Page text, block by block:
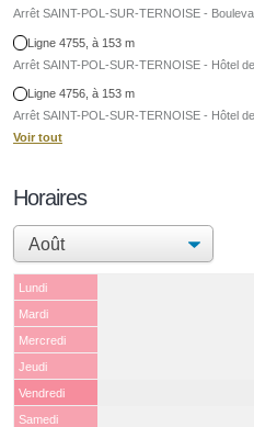
Arrêt SAINT-POL-SUR-TERNOISE -
Ligne 4755, à 153 m
Arrêt SAINT-POL-SUR-TERNOISE - Hôtel
Ligne 4756, à 153 m
Arrêt SAINT-POL-SUR-TERNOISE - Hôtel
Voir tout
Horaires
Lundi
Mardi
Mercredi
Jeudi
Vendredi
Samedi